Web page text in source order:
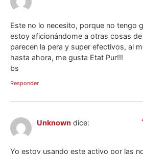
Este no lo necesito, porque no tengo
estoy aficionándome a otras cosas
parecen la pera y super efectivos, al
hasta ahora, me gusta Etat Pur!!!
bs
Responder
Unknown dice:
Yo estoy usando este activo por las